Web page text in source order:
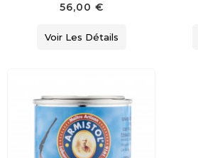
56,00 €
Voir Les Détails